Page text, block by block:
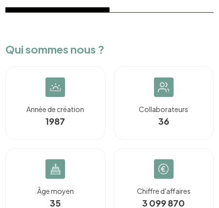
Qui sommes nous ?
Année de création
1987
Collaborateurs
36
Âge moyen
35
Chiffre d'affaires
3 099 870